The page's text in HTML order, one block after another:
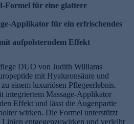
Formel für eine glattere
Applikator für ein erfrischendes
aufpolsterndem Effekt
DUO von Judith Williams
mit Hyaluronsäure und
einem luxuriösen Pflegeerlebnis.
integriertem Massage-Applikator
Effekt und lässt die Augenpartie
wirken. Die Formel unterstützt
entgegenzuwirken und verleiht